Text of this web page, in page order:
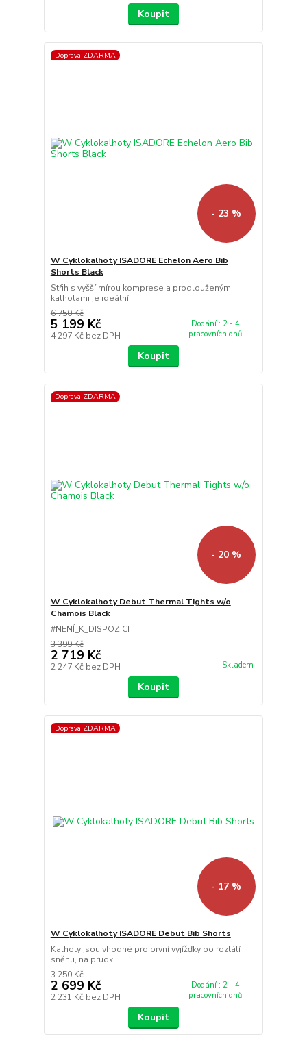
Koupit
Doprava ZDARMA
- 23 %
W Cyklokalhoty ISADORE Echelon Aero Bib
Shorts Black
Střih s vyšší mírou komprese a prodlouženými
kalhotami je ideální...
6 750 Kč
5 199 Kč
4 297 Kč bez DPH
Dodání : 2 - 4
pracovních dnů
Koupit
Doprava ZDARMA
- 20 %
W Cyklokalhoty Debut Thermal Tights w/o
Chamois Black
#NENÍ_K_DISPOZICI
3 399 Kč
2 719 Kč
2 247 Kč bez DPH Skladem
Koupit
Doprava ZDARMA
- 17 %
W Cyklokalhoty ISADORE Debut Bib Shorts
Kalhoty jsou vhodné pro první vyjížďky po roztátí
sněhu, na prudk...
3 250 Kč
2 699 Kč
2 231 Kč bez DPH
Dodání : 2 - 4
pracovních dnů
Koupit